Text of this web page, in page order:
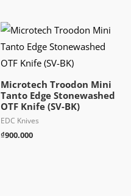
Microtech Troodon Mini
Tanto Edge Stonewashed
OTF Knife (SV-BK)
EDC Knives
₫900.000